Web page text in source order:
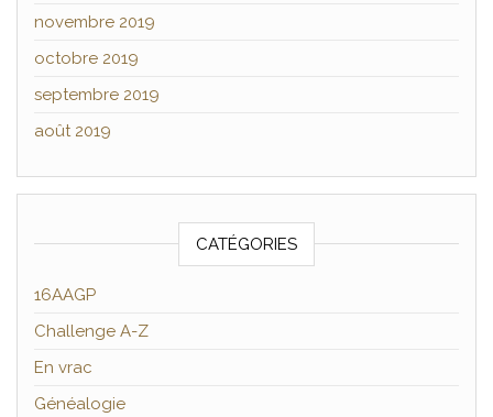
novembre 2019
octobre 2019
septembre 2019
août 2019
CATÉGORIES
16AAGP
Challenge A-Z
En vrac
Généalogie